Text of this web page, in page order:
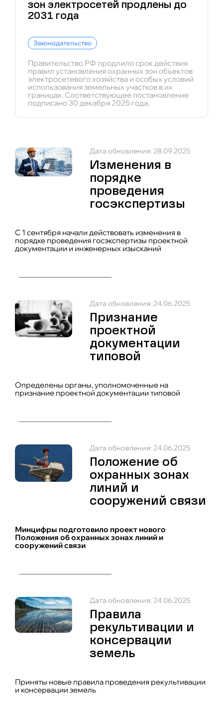
зон электросетей продлены до
2031 года
Законодательство
Правительство РФ продлило срок действия
правил установления охранных зон объектов
электросетевого хозяйства и особых условий
использования земельных участков в их
границах. Соответствующее постановление
подписано 30 декабря 2025 года.
Дата обновления: 28.09.2025
Изменения в
порядке
проведения
госэкспертизы
С 1 сентября начали действовать изменения в
порядке проведения госэкспертизы проектной
документации и инженерных изысканий
Дата обновления: 24.06.2025
Признание
проектной
документации
типовой
Определены органы, уполномоченные на
признание проектной документации типовой
Дата обновления: 24.06.2025
Положение об
охранных зонах
линий и
сооружений связи
Минцифры подготовило проект нового
Положения об охранных зонах линий и
сооружений связи
Дата обновления: 24.06.2025
Правила
рекультивации и
консервации
земель
Приняты новые правила проведения рекультивации
и консервации земель